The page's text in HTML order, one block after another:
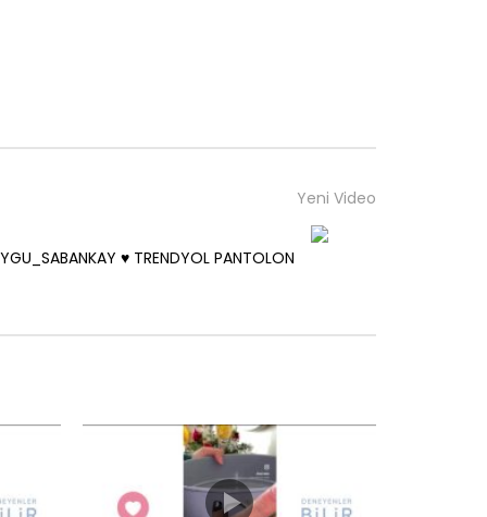
Yeni Video
♥️ TRENDYOL PANTOLON